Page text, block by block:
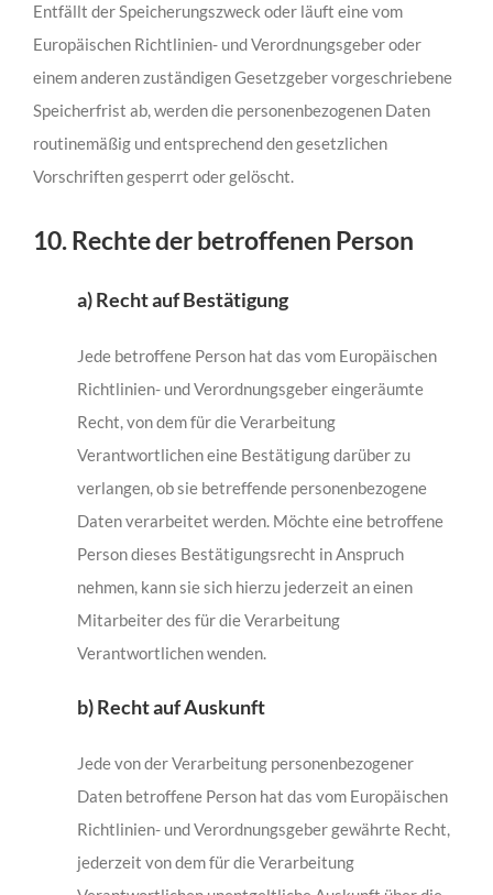
Entfällt der Speicherungszweck oder läuft eine vom
Europäischen Richtlinien- und Verordnungsgeber oder
einem anderen zuständigen Gesetzgeber vorgeschriebene
Speicherfrist ab, werden die personenbezogenen Daten
routinemäßig und entsprechend den gesetzlichen
Vorschriften gesperrt oder gelöscht.
10. Rechte der betroffenen Person
a) Recht auf Bestätigung
Jede betroffene Person hat das vom Europäischen
Richtlinien- und Verordnungsgeber eingeräumte
Recht, von dem für die Verarbeitung
Verantwortlichen eine Bestätigung darüber zu
verlangen, ob sie betreffende personenbezogene
Daten verarbeitet werden. Möchte eine betroffene
Person dieses Bestätigungsrecht in Anspruch
nehmen, kann sie sich hierzu jederzeit an einen
Mitarbeiter des für die Verarbeitung
Verantwortlichen wenden.
b) Recht auf Auskunft
Jede von der Verarbeitung personenbezogener
Daten betroffene Person hat das vom Europäischen
Richtlinien- und Verordnungsgeber gewährte Recht,
jederzeit von dem für die Verarbeitung